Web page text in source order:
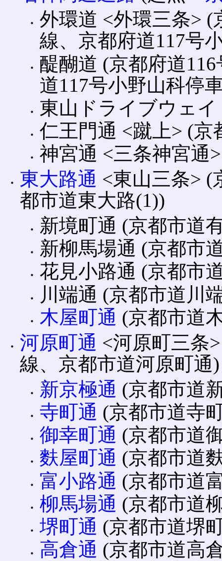
外環道 <外環三条> (
線、京都府道117号
醍醐道 (京都府道
道117号小野山科停
東山ドライブウェ
仁王門通 <蹴上> (京
神宮通 <三条神宮通
東大路通 <東山三条> (
都市道東大路(1))
新境町通 (京都市道
新柳馬場通 (京都市
花見小路通 (京都市
川端通 (京都市道川
木屋町通 (京都市道
河原町通 <河原町三条
線、京都市道河原町通)
新京極通 (京都市道
寺町通 (京都市道寺
御幸町通 (京都市道
麩屋町通 (京都市道
富小路通 (京都市道
柳馬場通 (京都市道
堺町通 (京都市道堺
高倉通 (京都市道高